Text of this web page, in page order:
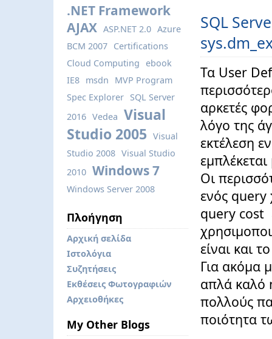
.NET Framework
AJAX ASP.NET 2.0 Azure
BCM 2007 Certifications
Cloud Computing
ebook
IE8 msdn
MVP Program
Spec Explorer SQL Server
2016 Vedea Visual
Studio 2005 Visual
Studio 2008 Visual Studio
2010 Windows 7
Windows Server 2008
Πλοήγηση
Αρχική σελίδα
Ιστολόγια
Συζητήσεις
Εκθέσεις Φωτογραφιών
Αρχειοθήκες
My Other Blogs
SQL
Τα User
αρκετές
λόγο της
εκτέλεση
Οι
ενός query
query cost
είναι και
Για ακόμα
απλά καλό
πολλούς
ποιότητα